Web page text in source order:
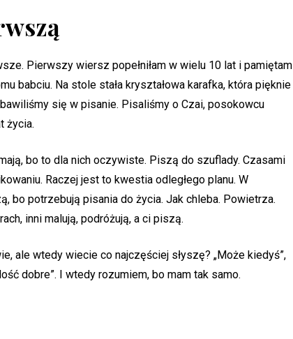
Pierwszy wiersz popełniłam w wielu 10 lat i pamiętam
babciu. Na stole stała kryształowa karafka, która pięknie
się w pisanie. Pisaliśmy o Czai, posokowcu
życia.
bo to dla nich oczywiste. Piszą do szuflady. Czasami
Raczej jest to kwestia odległego planu. W
bo potrzebują pisania do życia. Jak chleba. Powietrza.
inni malują, podróżują, a ci piszą.
ale wtedy wiecie co najczęściej słyszę? „Może kiedyś”,
dobre”. I wtedy rozumiem, bo mam tak samo.